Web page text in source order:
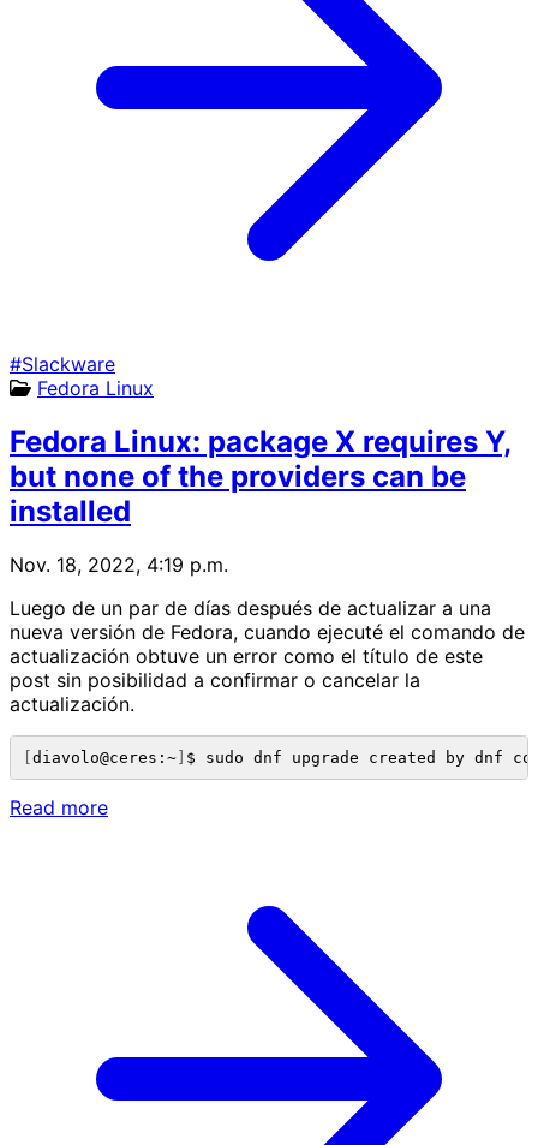
#Slackware
Fedora Linux
Fedora Linux: package X requires Y,
but none of the providers can be
installed
Nov. 18, 2022, 4:19 p.m.
Luego de un par de días después de actualizar a una
nueva versión de Fedora, cuando ejecuté el comando de
actualización obtuve un error como el título de este
post sin posibilidad a confirmar o cancelar la
actualización.
[diavolo@ceres:~ $ sudo dnf upgrade created by dnf
Read more